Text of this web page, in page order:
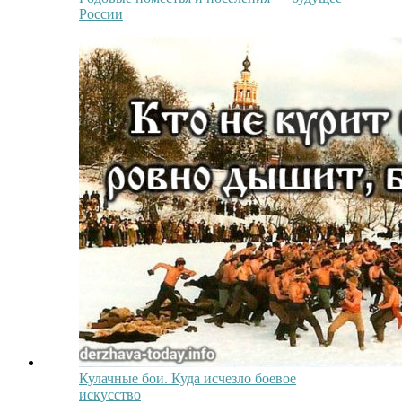
России
Кулачные бои. Куда исчезло боевое
искусство